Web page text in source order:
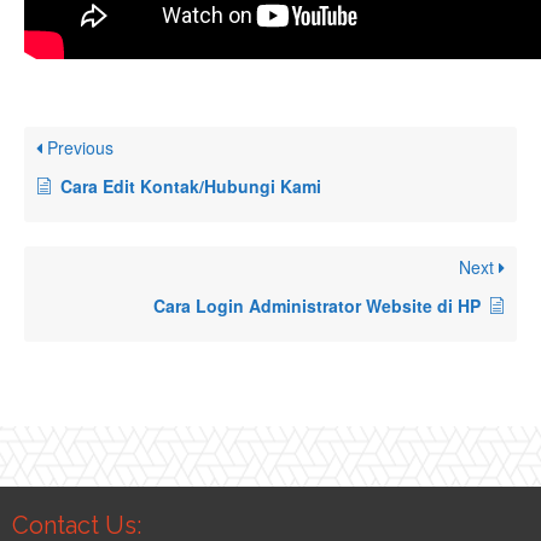
Previous
Cara Edit Kontak/Hubungi Kami
Next
Cara Login Administrator Website di HP
Contact Us: